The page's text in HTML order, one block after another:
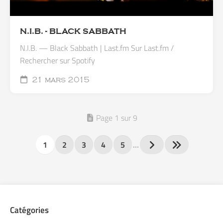
N.I.B. - BLACK SABBATH
N.I.B. — Black Sabbath | Last.fm Sur Last.fm /
Rechercher sur Spotify
21 mars 2015
Page 1 sur 9
1 2 3 4 5 …
Catégories